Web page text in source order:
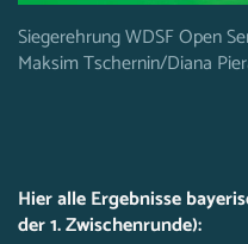
Siegerehrung WDSF Open
Maksim Tschernin/Diana
Hier alle Ergebnisse
der 1. Zwischenrunde):